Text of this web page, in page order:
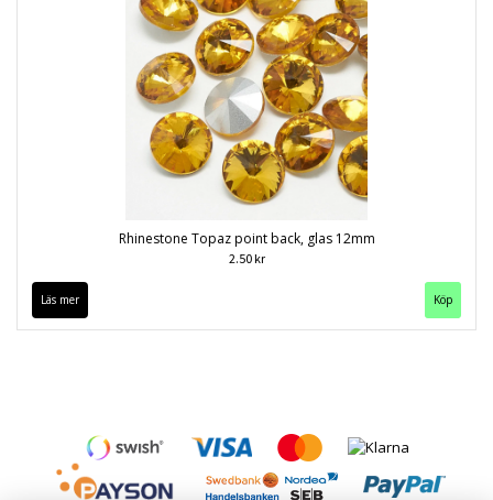
Rhinestone Topaz point back, glas 12mm
2.50 kr
Läs mer